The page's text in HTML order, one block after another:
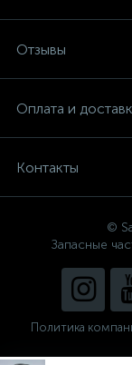
Отзывы
Оплата и
Контакты
©
Запасные
Политика